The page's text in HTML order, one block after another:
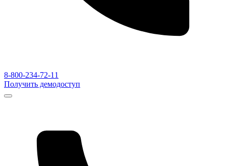
8-800-234-72-11
Получить демодоступ